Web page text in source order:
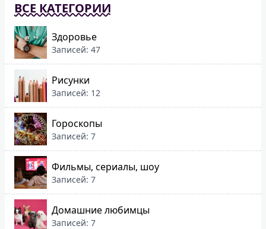
ВСЕ КАТЕГОРИИ
Здоровье
Записей: 47
Рисунки
Записей: 12
Гороскопы
Записей: 7
Фильмы, сериалы, шоу
Записей: 7
Домашние любимцы
Записей: 7